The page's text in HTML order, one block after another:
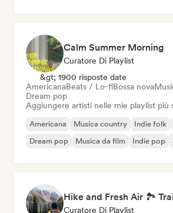
Calm Summer Morning
Curatore Di Playlist
&gt; 1900 risposte date
AmericanaBeats / Lo-fiBossa nova
Dream pop
Aggiungere artisti nelle mie playlist più
Americana Musica country Indie folk
Dream pop
Musica da film Indie pop
Curatore Di Playlist